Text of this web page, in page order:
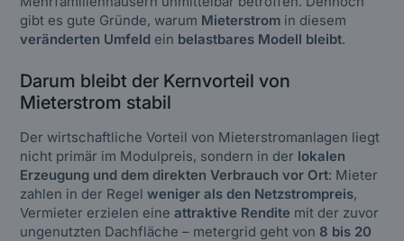
gibt es gute Gründe, warum Mieterstrom in diesem
veränderten Umfeld ein belastbares Modell bleibt.
Darum bleibt der Kernvorteil von
Mieterstrom stabil
Der wirtschaftliche Vorteil von Mieterstromanlagen liegt
nicht primär im Modulpreis, sondern in der lokalen
Erzeugung und dem direkten Verbrauch vor Ort: Mieter
zahlen in der Regelweniger als den Netzstrompreis,
Vermieter erzielen eineattraktive Rendite mit der zuvor
ungenutzten Dachfläche – metergrid geht von 8 bis 20